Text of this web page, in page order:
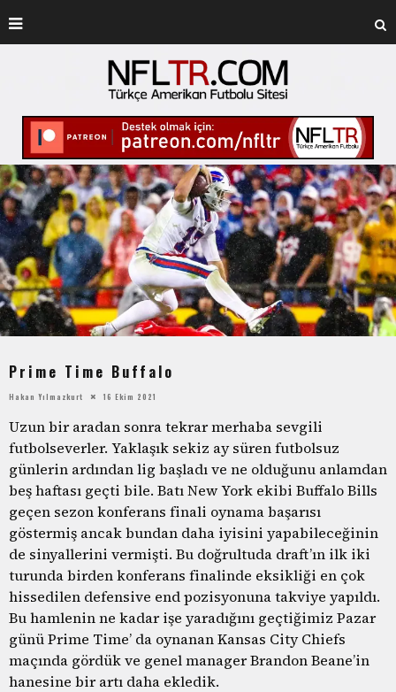
Prime Time Buffalo
Hakan Yılmazkurt 16 Ekim 2021
Uzun bir aradan sonra tekrar merhaba sevgili
futbolseverler. Yaklaşık sekiz ay süren futbolsuz
günlerin ardından lig başladı ve ne olduğunu anlamdan
beş haftası geçti bile. Batı New York ekibi Buffalo Bills
geçen sezon konferans finali oynama başarısı
göstermiş ancak bundan daha iyisini yapabileceğinin
de sinyallerini vermişti. Bu doğrultuda draft’ın ilk iki
turunda birden konferans finalinde eksikliği en çok
hissedilen defensive end pozisyonuna takviye yapıldı.
Bu hamlenin ne kadar işe yaradığını geçtiğimiz Pazar
günü Prime Time’ da oynanan Kansas City Chiefs
maçında gördük ve genel manager Brandon Beane’in
hanesine bir artı daha ekledik.